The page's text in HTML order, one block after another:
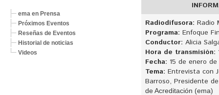
Radiodifusora: Radio
Programa: Enfoque
Conductor: Alicia
Hora de transmisión:
Fecha: 15 de enero de
Tema: Entrevista con
Barroso, Presidente
de Acreditación (ema)
ema en Prensa
Próximos Eventos
Reseñas de Eventos
Historial de noticias
Videos